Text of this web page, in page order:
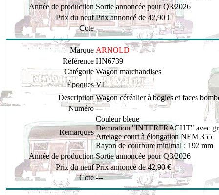
Année de production Sortie annoncée pour Q3/2026
Prix du neuf Prix annoncé de 42,90 €
Cote ---
Marque ARNOLD
Référence HN6739
Catégorie Wagon marchandises
Époques VI
Description Wagon céréalier à bogies et faces
Numéro ---
Remarques
Couleur bleue
Décoration "INTERFRACHT" avec
Attelage court à élongation NEM 355
Rayon de courbure minimal : 192 mm
Année de production Sortie annoncée pour Q3/2026
Prix du neuf Prix annoncé de 42,90 €
Cote ---